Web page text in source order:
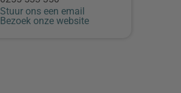
Stuur ons een email
Bezoek onze website